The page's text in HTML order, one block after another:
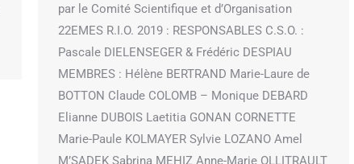
par le Comité Scientifique et d’Organisation
22EMES R.I.O. 2019 : RESPONSABLES C.S.O. :
Pascale DIELENSEGER & Frédéric DESPIAU
MEMBRES : Hélène BERTRAND Marie-Laure de
BOTTON Claude COLOMB – Monique DEBARD
Elianne DUBOIS Laetitia GONAN CORNETTE
Marie-Paule KOLMAYER Sylvie LOZANO Amel
M’SADEK Sabrina MEHIZ Anne-Marie OLLITRAULT